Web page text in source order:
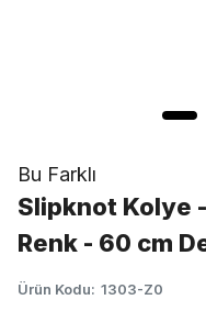
Bu Farklı
Slipknot Kolye
Renk - 60 cm
Ürün Kodu: 1303-Z0